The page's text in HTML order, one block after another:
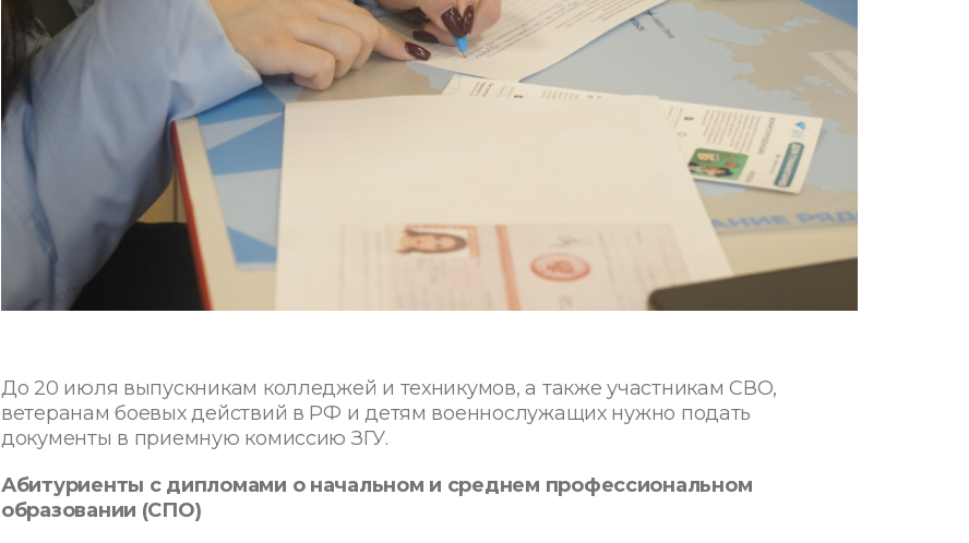
До 20 июля выпускникам колледжей и техникумов, а также участникам СВО,
ветеранам боевых действий в РФ и детям военнослужащих нужно подать
документы в приемную комиссию ЗГУ.
Абитуриенты с дипломами о начальном и среднем профессиональном
образовании (СПО)